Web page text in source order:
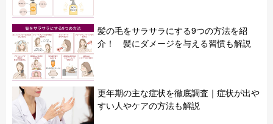
髪の毛をサラサラにする9つの方法を紹
介！ 髪にダメージを与える習慣も解説
更年期の主な症状を徹底調査｜症状が出や
すい人やケアの方法も解説